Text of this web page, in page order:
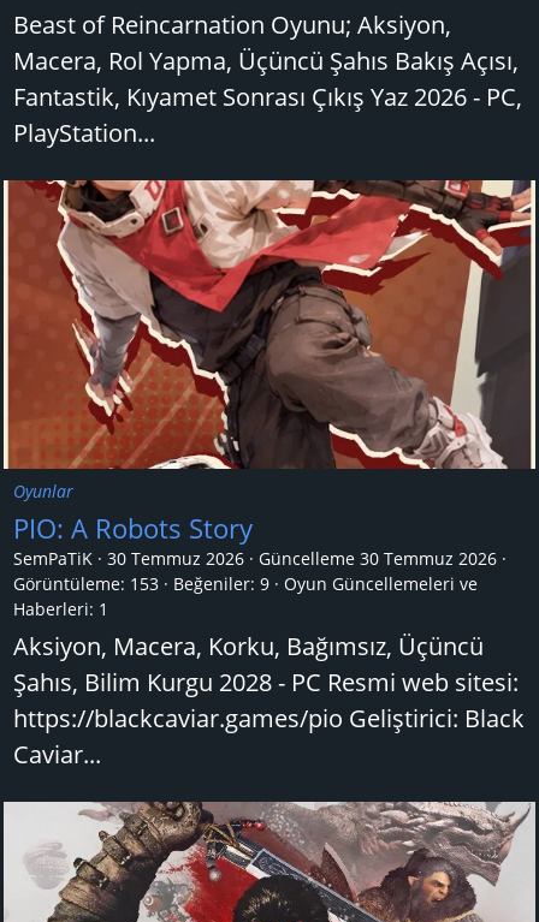
Beast of Reincarnation Oyunu; Aksiyon,
Macera, Rol Yapma, Üçüncü Şahıs Bakış Açısı,
Fantastik, Kıyamet Sonrası Çıkış Yaz 2026 - PC,
PlayStation...
Oyunlar
PIO: A Robots Story
SemPaTiK 30 Temmuz 2026 Güncelleme 30 Temmuz 2026
Görüntüleme: 153
Beğeniler: 9
Oyun Güncellemeleri ve
Haberleri: 1
Aksiyon, Macera, Korku, Bağımsız, Üçüncü
Şahıs, Bilim Kurgu 2028 - PC Resmi web sitesi:
https://blackcaviar.games/pio Geliştirici: Black
Caviar...